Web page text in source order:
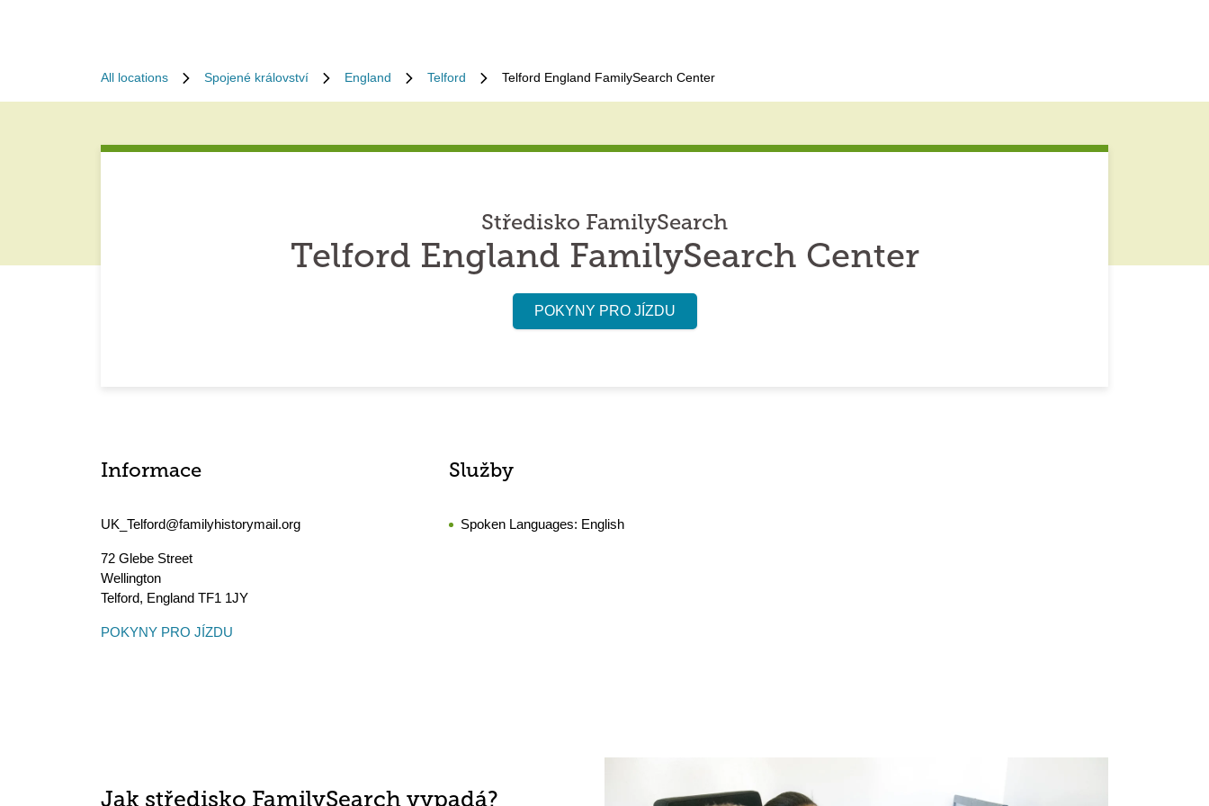
All locations Spojené království England Telford Telford England FamilySearch Center
Středisko FamilySearch
Telford England FamilySearch Center
POKYNY PRO JÍZDU
Informace
UK_Telford@familyhistorymail.org
72 Glebe Street
Wellington
Telford, England TF1 1JY
POKYNY PRO JÍZDU
Služby
Spoken Languages: English
Jak středisko FamilySearch vypadá?